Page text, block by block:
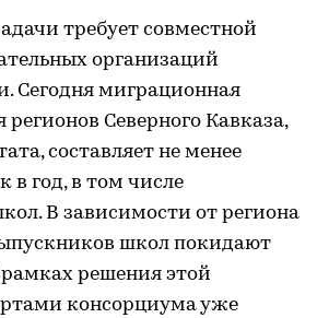
требует совместной
организаций
Сегодня миграционная
регионов Северного Кавказа,
составляет не менее
в год, в том числе
В зависимости от региона
школ покидают
решения этой
консорциума уже